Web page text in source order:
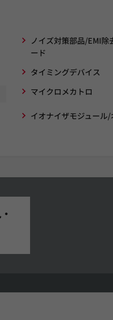
ノイズ対策部品/EMI除
ード
タイミングデバイス
マイクロメカトロ
イオナイザモジュール